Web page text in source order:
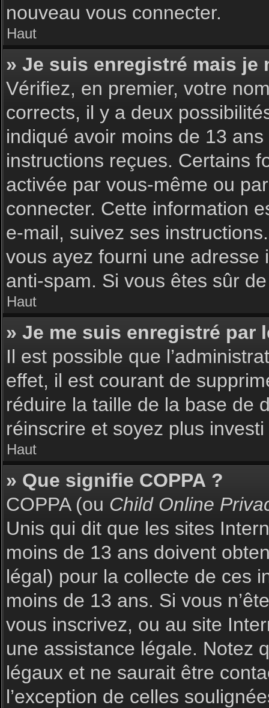
nouveau vous connecter.
Haut
» Je suis enregistré mais je
Vérifiez, en premier, votre
corrects, il y a deux
indiqué avoir moins de 13
instructions reçues. Certains
activée par vous-même ou
connecter. Cette information
e-mail, suivez ses
vous ayez fourni une adresse
anti-spam. Si vous êtes sûr
Haut
» Je me suis enregistré par
Il est possible que
effet, il est courant de
réduire la taille de la base de
réinscrire et soyez plus
Haut
» Que signifie COPPA ?
COPPA (ou Child Online
Unis qui dit que les sites
moins de 13 ans doivent
légal) pour la collecte de ces
moins de 13 ans. Si vous
vous inscrivez, ou au site
une assistance légale. Notez
légaux et ne saurait être
l’exception de celles